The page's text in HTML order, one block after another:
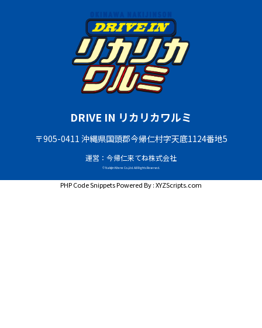
DRIVE IN リカリカワルミ
〒905-0411 沖縄県国頭郡今帰仁村字天底1124番地5
運営：今帰仁来てね株式会社
© Nakijin Kitene Co.,Ltd. All Rights Reserved.
PHP Code SnippetsPowered By :XYZScripts.com